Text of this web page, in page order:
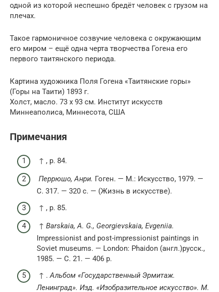
одной из которой неспешно бредёт человек с грузом на
плечах.
Такое гармоничное созвучие человека с окружающим
его миром – ещё одна черта творчества Гогена его
первого таитянского периода.
Картина художника Поля Гогена «Таитянские горы»
(Горы на Таити) 1893 г.
Холст, масло. 73 x 93 см. Институт искусств
Миннеаполиса, Миннесота, США
Примечания
↑ , p. 84.
Перрюшо, Анри. Гоген. — М.: Искусство, 1979. —
С. 317. — 320 с. — (Жизнь в искусстве).
↑ , p. 85.
↑ Barskaia, A. G., Georgievskaia, Evgeniia.
Impressionist and post-impressionist paintings in
Soviet museums. — London: Phaidon (англ.)русск.,
1985. — С. 21. — 406 p.
↑ . Альбом «Государственный Эрмитаж.
Ленинград». Изд. «Изобразительное искусство». М.